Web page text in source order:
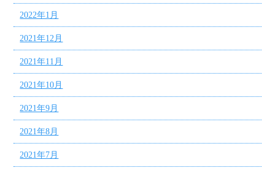
2022年1月
2021年12月
2021年11月
2021年10月
2021年9月
2021年8月
2021年7月